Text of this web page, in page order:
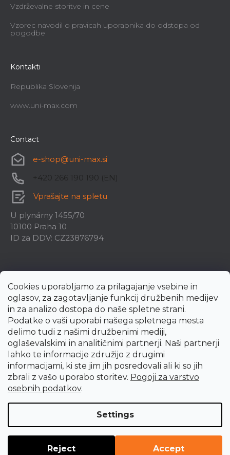
Cookies uporabljamo za prilagajanje vsebine in
oglasov, za zagotavljanje funkcij družbenih medijev
in za analizo dostopa do naše spletne strani.
Podatke o vaši uporabi našega spletnega mesta
delimo tudi z našimi družbenimi mediji,
oglaševalskimi in analitičnimi partnerji. Naši partnerji
lahko te informacije združijo z drugimi
informacijami, ki ste jim jih posredovali ali ki so jih
zbrali z vašo uporabo storitev. Pogoji za varstvo
osebnih podatkov.
Settings
Reject Accept
Vzdrževalne storitve in cene
Vzorec navodil o pravicah uporabnika do odstopa od
pogodbe
Kontakti
Republika Slovenija
www.uni-max.com
Contact
e-shop@uni-max.si
+420 266 190 190 (EN)
Vprašajte na spletu
U plynárny 1455/70
10100 Praha 10
ID za DDV: CZ23876794
Created by Shoptet Premium
settings